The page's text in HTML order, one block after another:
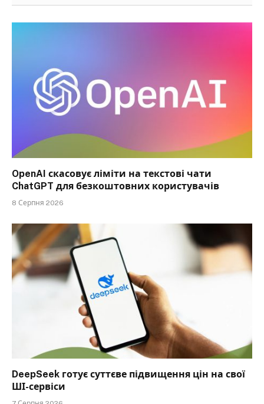
OpenAI скасовує ліміти на текстові чати
ChatGPT для безкоштовних користувачів
8 Серпня 2026
DeepSeek готує суттєве підвищення цін на свої
ШІ-сервіси